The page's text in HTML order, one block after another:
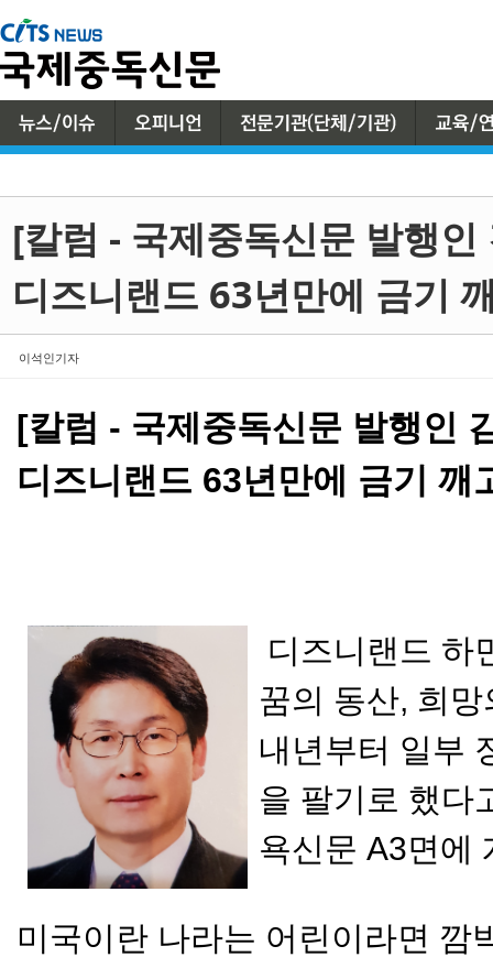
[칼럼 - 국제중독신문 발행
디즈니랜드 63년만에 금기
이석인기자
[칼럼 - 국제중독신문 발행인
디즈니랜드 63년만에 금기 깨
디즈니랜드 하
꿈의 동산, 희
내년부터 일부
을 팔기로 했다
욕신문 A3면에
미국이란 나라는 어린이라면 깜